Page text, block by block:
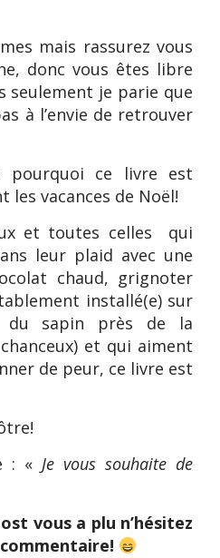
mais rassurez vous
donc vous êtes libre
seulement je parie que
à l’envie de retrouver
pourquoi ce livre est
vacances de Noël!
et toutes celles
qui
leur plaid avec une
chaud, grignoter
installé(e) sur
du sapin près de la
et qui aiment
de peur, ce livre est
: « Je vous souhaite de
a plu n’hésitez